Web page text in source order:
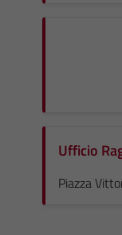
Ufficio
Piazza